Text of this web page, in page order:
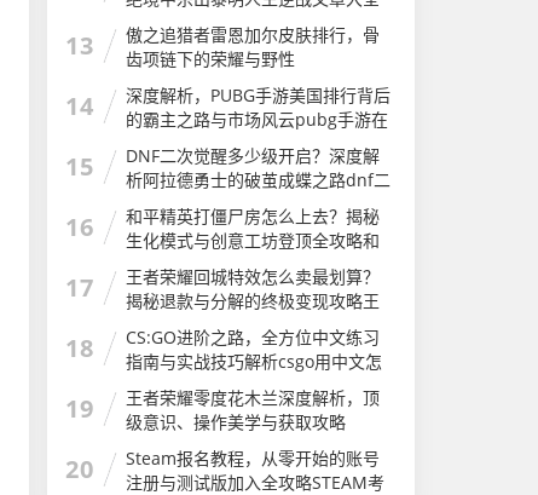
13
傲之追猎者雷恩加尔皮肤排行，骨
齿项链下的荣耀与野性
14
深度解析，PUBG手游美国排行背后
的霸主之路与市场风云pubg手游在
国外火吗
15
DNF二次觉醒多少级开启？深度解
析阿拉德勇士的破茧成蝶之路dnf二
次觉醒几级
16
和平精英打僵尸房怎么上去？揭秘
生化模式与创意工坊登顶全攻略和
平精英打僵尸房怎么上去的
17
王者荣耀回城特效怎么卖最划算？
揭秘退款与分解的终极变现攻略王
者荣耀怎么卖回城特效皮肤
18
CS:GO进阶之路，全方位中文练习
指南与实战技巧解析csgo用中文怎
么说
19
王者荣耀零度花木兰深度解析，顶
级意识、操作美学与获取攻略
20
Steam报名教程，从零开始的账号
注册与测试版加入全攻略STEAM考